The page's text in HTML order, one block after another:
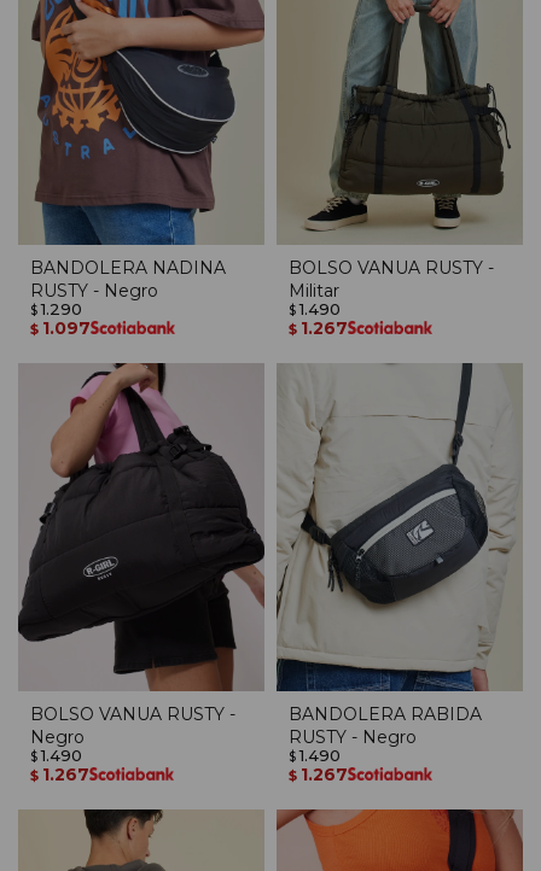
BANDOLERA NADINA
RUSTY - Negro
$ 1.290
$ 1.097
BOLSO VANUA RUSTY -
Militar
$ 1.490
$ 1.267
BOLSO VANUA RUSTY -
Negro
$ 1.490
$ 1.267
BANDOLERA RABIDA
RUSTY - Negro
$ 1.490
$ 1.267